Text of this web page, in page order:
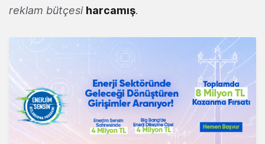
reklam bütçesi harcamış.